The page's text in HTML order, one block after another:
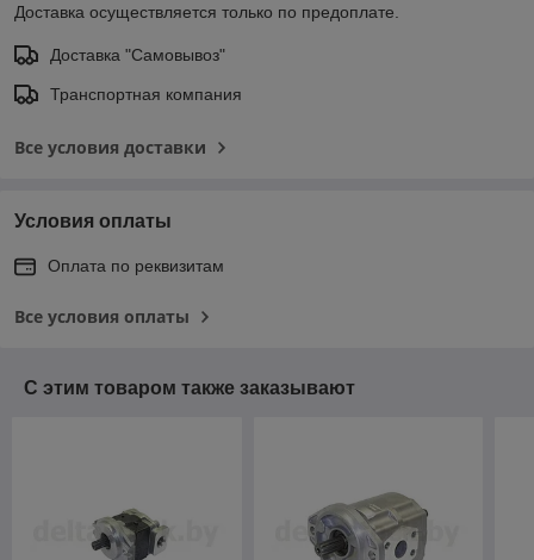
Доставка осуществляется только по предоплате.
Доставка "Самовывоз"
Транспортная компания
Все условия доставки
Условия оплаты
Оплата по реквизитам
Все условия оплаты
С этим товаром также заказывают